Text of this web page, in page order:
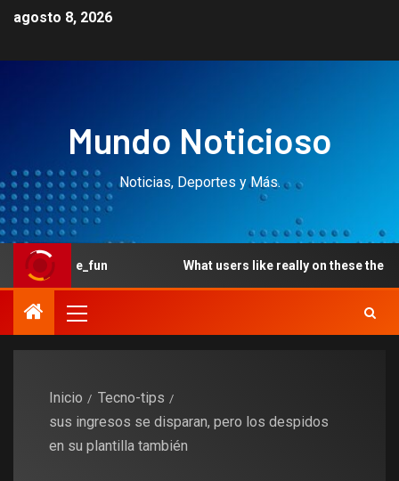
agosto 8, 2026
Mundo Noticioso
Noticias, Deportes y Más.
What users like really on these the brand new
Inicio
Tecno-tips
sus ingresos se disparan, pero los despidos
en su plantilla también